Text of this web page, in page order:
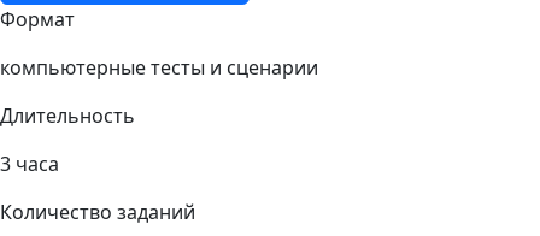
Формат
компьютерные тесты и сценарии
Длительность
3 часа
Количество заданий